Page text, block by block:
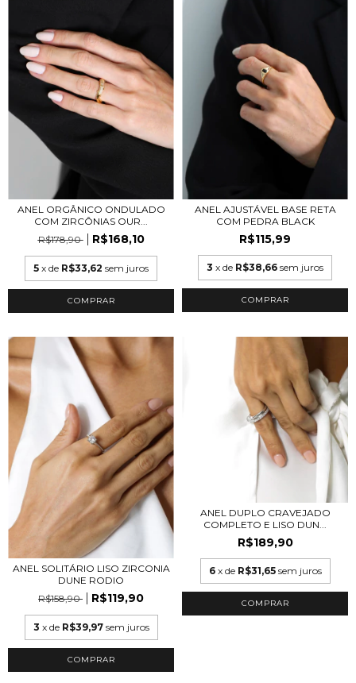
ANEL ORGÂNICO ONDULADO
COM ZIRCÔNIAS OUR...
R$178,90
R$168,10
5 x de R$33,62 sem juros
COMPRAR
ANEL AJUSTÁVEL BASE RETA
COM PEDRA BLACK
R$115,99
3 x de R$38,66 sem juros
COMPRAR
ANEL SOLITÁRIO LISO ZIRCONIA
DUNE RODIO
R$158,90
R$119,90
3 x de R$39,97 sem juros
COMPRAR
ANEL DUPLO CRAVEJADO
COMPLETO E LISO DUN...
R$189,90
6 x de R$31,65 sem juros
COMPRAR